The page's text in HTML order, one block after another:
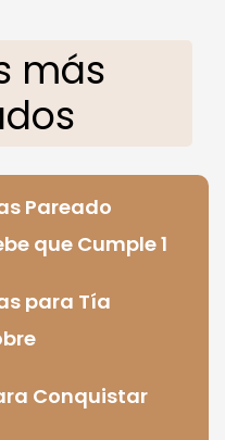
más
Pareado
que Cumple 1
para Tía
Conquistar